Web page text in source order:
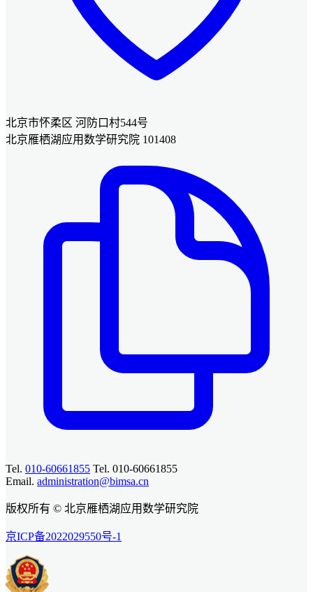
北京市怀柔区 河防口村544号
北京雁栖湖应用数学研究院 101408
Tel. 010-60661855 Tel. 010-60661855
Email. administration@bimsa.cn
版权所有 © 北京雁栖湖应用数学研究院
京ICP备2022029550号-1